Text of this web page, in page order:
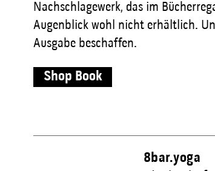
Nachschlagewerk, das im
Augenblick wohl nicht erhältlich.
Ausgabe beschaffen.
Shop Book
8bar.yoga